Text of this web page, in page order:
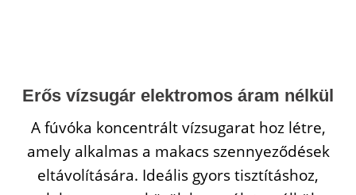
Erős vízsugár elektromos áram nélkül
A fúvóka koncentrált vízsugarat hoz létre,
amely alkalmas a makacs szennyeződések
eltávolítására. Ideális gyors tisztításhoz,